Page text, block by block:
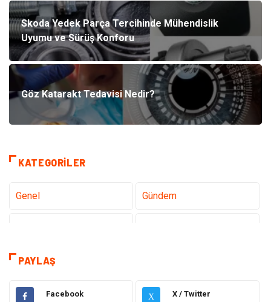
Skoda Yedek Parça Tercihinde Mühendislik
Uyumu ve Sürüş Konforu
Göz Katarakt Tedavisi Nedir?
KATEGORILER
Genel Gündem
Teknoloji & İnternet
Elektrik & Elektronik Eğitim
PAYLAŞ
Facebook X X / Twitter